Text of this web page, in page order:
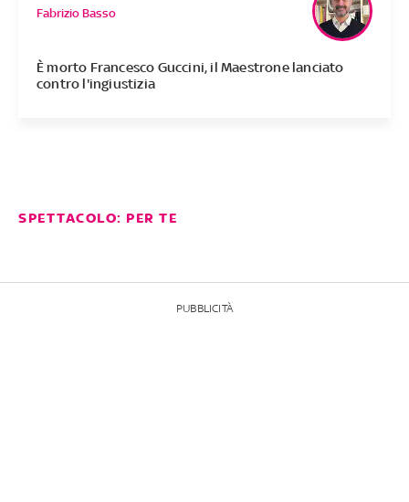
È morto Francesco Guccini, il Maestrone lanciato
contro l'ingiustizia
Fabrizio Basso
SPETTACOLO: PER TE
PUBBLICITÀ